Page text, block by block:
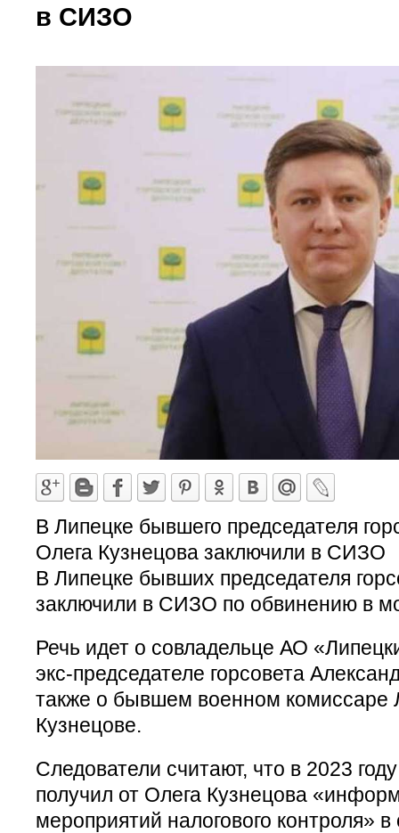
в СИЗО
В Липецке бывшего председателя
Олега Кузнецова заключили в СИЗО
В Липецке бывших председателя
заключили в СИЗО по обвинению в
Речь идет о совладельце АО
экс-председателе горсовета
также о бывшем военном комиссаре
Кузнецове.
Следователи считают, что в 2023
получил от Олега Кузнецова
мероприятий налогового контроля»